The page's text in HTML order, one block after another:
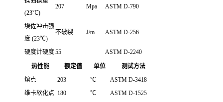
(23℃)
207 Mpa ASTM D-790
埃佐冲击强
度 (23℃)
不破裂 J/m ASTM D-256
硬度计硬度55 ASTM D-2240
热性能 额定值 单位
测试方法
熔点
203 ℃
ASTM D-3418
维卡软化点 180 ℃
ASTM D-1525